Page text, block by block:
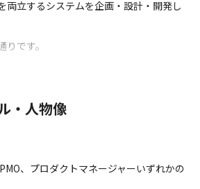
両立するシステムを企画・設計・開発し
です。
ケット購入機能や特集ページ生成機能の
サイト構築、Google Analytics 4連携に
／CMS／EC）および外部サービスとの
・人物像
、プロダクトマネージャーいずれかの